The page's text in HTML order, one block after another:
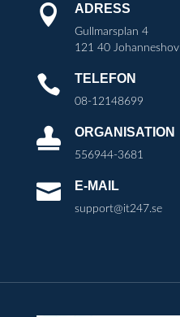
 ADRESS
Gullmarsplan 4
121 40 Johanneshov
 TELEFON
08-12148699
 ORGANISATION
556944-3681
 E-MAIL
support@it247.se